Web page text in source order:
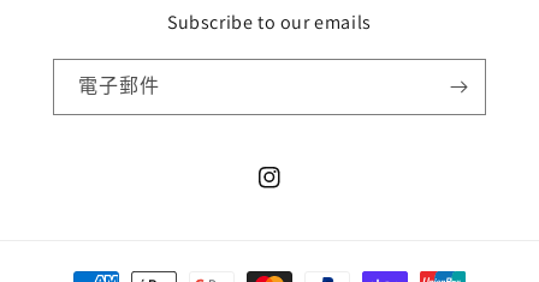
Subscribe to our emails
電子郵件
Instagram